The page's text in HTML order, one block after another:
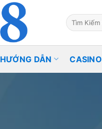
HƯỚNG DẪN CASINO